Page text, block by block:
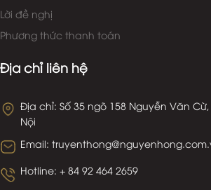
Lời đề nghị
Phương thức thanh toán
Địa chỉ liên hệ
Địa chỉ: Số 35 ngõ 158 Nguyễn Văn
Nội
Email:
Hotline: + 84 92 464 2659